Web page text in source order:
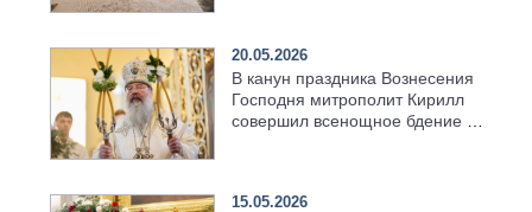
20.05.2026
В канун праздника Вознесения
Господня митрополит Кирилл
совершил всенощное бдение в
15.05.2026